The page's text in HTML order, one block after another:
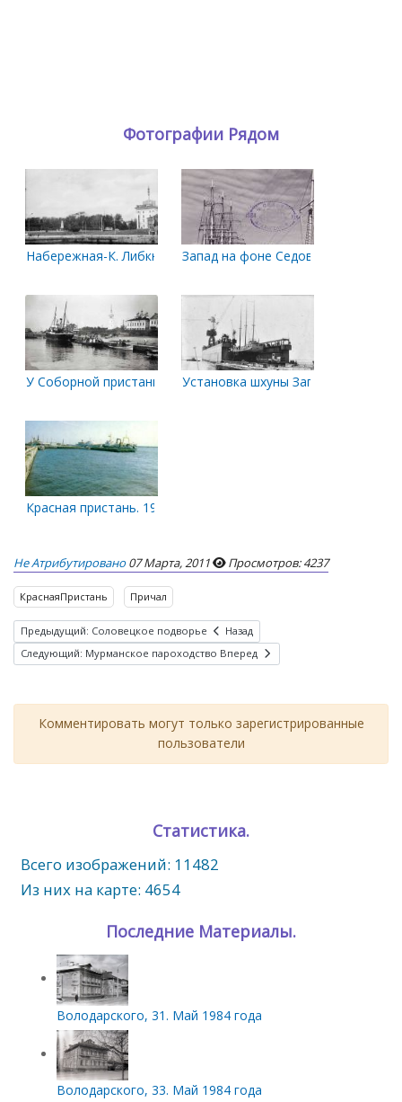
Фотографии Рядом
Набережная-К. ЛибкнехтаЗапад на фоне Седова в 400-
У Соборной пристани Установка шхуны Запад 1983 г.
Красная пристань. 1989 год
Не Атрибутировано 07 Марта, 2011 Просмотров: 4237
КраснаяПристань Причал
Предыдущий: Соловецкое подворье
Назад
Следующий: Мурманское пароходство Вперед
Комментировать могут только зарегистрированные
пользователи
Статистика.
Всего изображений: 11482
Из них на карте: 4654
Последние Материалы.
Володарского, 31. Май 1984 года
Володарского, 33. Май 1984 года